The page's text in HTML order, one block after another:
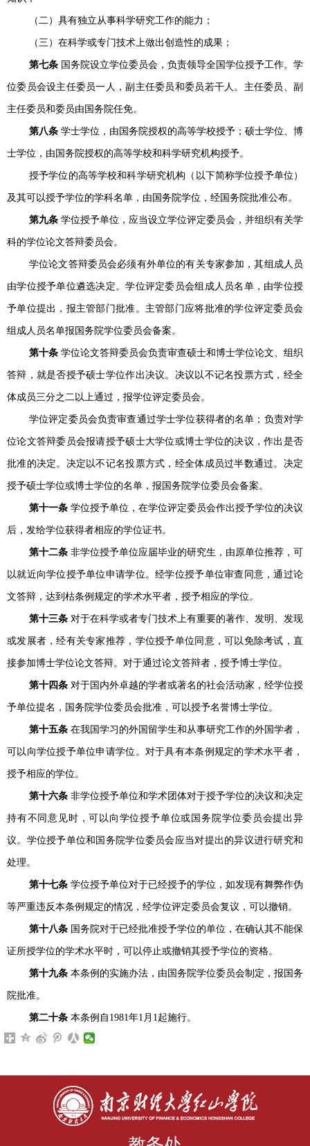
（二）具有独立从事科学研究工作的能力；
（三）在科学或专门技术上做出创造性的成果；
第七条 国务院设立学位委员会，负责领导全国学位授予工作。学
位委员会设主任委员一人，副主任委员和委员若干人。主任委员、副
主任委员和委员由国务院任免。
第八条 学士学位，由国务院授权的高等学校授予；硕士学位、博
士学位，由国务院授权的高等学校和科学研究机构授予。
授予学位的高等学校和科学研究机构（以下简称学位授予单位）
及其可以授予学位的学科名单，由国务院学位，经国务院批准公布。
第九条 学位授予单位，应当设立学位评定委员会，并组织有关学
科的学位论文答辩委员会。
学位论文答辩委员会必须有外单位的有关专家参加，其组成人员
由学位授予单位遴选决定。学位评定委员会组成人员名单，由学位授
予单位提出，报主管部门批准。主管部门应将批准的学位评定委员会
组成人员名单报国务院学位委员会备案。
第十条 学位论文答辩委员会负责审查硕士和博士学位论文、组织
答辩，就是否授予硕士学位作出决议。决议以不记名投票方式，经全
体成员三分之二以上通过，报学位评定委员会。
学位评定委员会负责审查通过学士学位获得者的名单；负责对学
位论文答辩委员会报请授予硕士大学位或博士学位的决议，作出是否
批准的决定。决定以不记名投票方式，经全体成员过半数通过。决定
授予硕士学位或博士学位的名单，报国务院学位委员会备案。
第十一条 学位授予单位，在学位评定委员会作出授予学位的决议
后，发给学位获得者相应的学位证书。
第十二条 非学位授予单位应届毕业的研究生，由原单位推荐，可
以就近向学位授予单位申请学位。经学位授予单位审查同意，通过论
文答辩，达到枯条例规定的学术水平者，授予相应的学位。
第十三条 对于在科学或者专门技术上有重要的著作、发明、发现
或发展者，经有关专家推荐，学位授予单位同意，可以免除考试，直
接参加博士学位论文答辩。对于通过论文答辩者，授予博士学位。
第十四条 对于国内外卓越的学者或著名的社会活动家，经学位授
予单位提名，国务院学位委员会批准，可以授予名誉博士学位。
第十五条 在我国学习的外国留学生和从事研究工作的外国学者，
可以向学位授予单位申请学位。对于具有本条例规定的学术水平者，
授予相应的学位。
第十六条 非学位授予单位和学术团体对于授予学位的决议和决定
持有不同意见时，可以向学位授予单位或国务院学位委员会提出异
议。学位授予单位和国务院学位委员会应当对提出的异议进行研究和
处理。
第十七条 学位授予单位对于已经授予的学位，如发现有舞弊作伪
等严重违反本条例规定的情况，经学位评定委员会复议，可以撤销。
第十八条 国务院对于已经批准授予学位的单位，在确认其不能保
证所授学位的学术水平时，可以停止或撤销其授予学位的资格。
第十九条 本条例的实施办法，由国务院学位委员会制定，报国务
院批准。
第二十条 本条例自 1981年1 月 1起施行。